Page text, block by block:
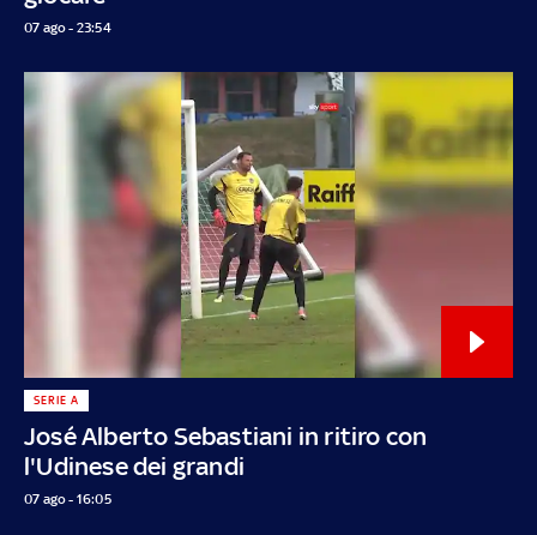
07 ago - 23:54
José Alberto Sebastiani in ritiro con
l'Udinese dei grandi
SERIE A
07 ago - 16:05